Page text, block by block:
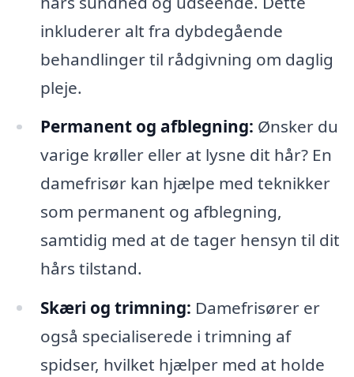
inkluderer alt fra dybdegående
behandlinger til rådgivning om daglig
pleje.
Permanent og afblegning: Ønsker du
varige krøller eller at lysne dit hår? En
damefrisør kan hjælpe med teknikker
som permanent og afblegning,
samtidig med at de tager hensyn til dit
hårs tilstand.
Skæri og trimning: Damefrisører er
også specialiserede i trimning af
spidser, hvilket hjælper med at holde